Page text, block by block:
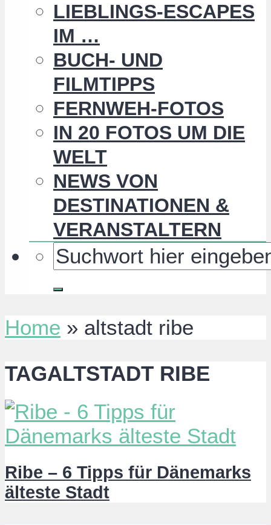
LIEBLINGS-ESCAPES
IM …
BUCH- UND
FILMTIPPS
FERNWEH-FOTOS
IN 20 FOTOS UM DIE
WELT
NEWS VON
DESTINATIONEN &
VERANSTALTERN
Home » altstadt ribe
TAGALTSTADT RIBE
Ribe – 6 Tipps für Dänemarks
älteste Stadt